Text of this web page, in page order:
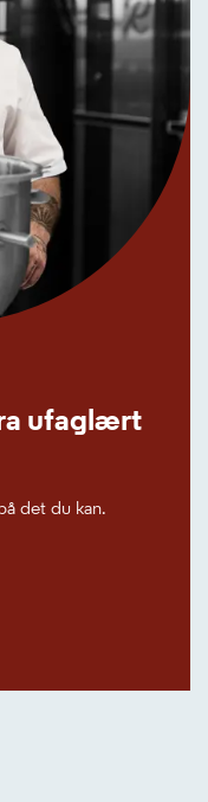
ufaglært
det du kan.